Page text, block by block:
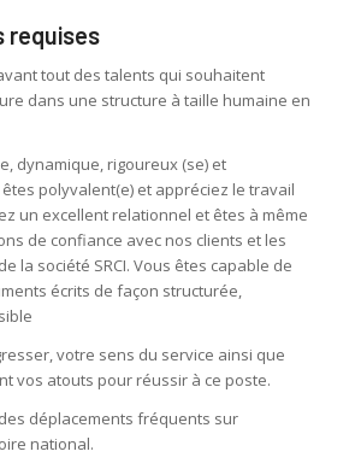
requises
tout des talents qui souhaitent
dans une structure à taille humaine en
dynamique, rigoureux (se) et
polyvalent(e) et appréciez le travail
un excellent relationnel et êtes à même
de confiance avec nos clients et les
la société SRCI. Vous êtes capable de
écrits de façon structurée,
votre sens du service ainsi que
vos atouts pour réussir à ce poste.
déplacements fréquents sur
national.